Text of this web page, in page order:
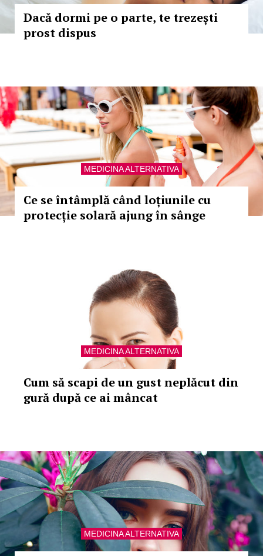
Dacă dormi pe o parte, te trezești
prost dispus
MEDICINA ALTERNATIVA
Ce se întâmplă când loțiunile cu
protecție solară ajung în sânge
MEDICINA ALTERNATIVA
Cum să scapi de un gust neplăcut din
gură după ce ai mâncat
MEDICINA ALTERNATIVA